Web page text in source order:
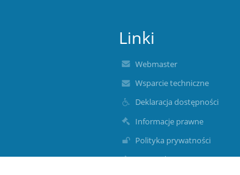
Linki
Webmaster
Wsparcie techniczne
Deklaracja dostępności
Informacje prawne
Polityka prywatności
Metryczka